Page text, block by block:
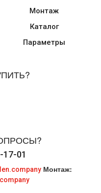
Монтаж
Каталог
Параметры
17-01
Монтаж: